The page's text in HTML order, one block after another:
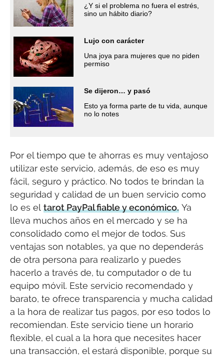
¿Y si el problema no fuera el estrés,
sino un hábito diario?
Lujo con carácter
Una joya para mujeres que no piden
permiso
Se dijeron… y pasó
Esto ya forma parte de tu vida, aunque
no lo notes
Por el tiempo que te ahorras es muy ventajoso
utilizar este servicio, además, de eso es muy
fácil, seguro y práctico. No todos te brindan la
seguridad y calidad de un buen servicio como
lo es el tarot PayPal fiable y económico. Ya
lleva muchos años en el mercado y se ha
consolidado como el mejor de todos. Sus
ventajas son notables, ya que no dependerás
de otra persona para realizarlo y puedes
hacerlo a través de, tu computador o de tu
equipo móvil. Este servicio recomendado y
barato, te ofrece transparencia y mucha calidad
a la hora de realizar tus pagos, por eso todos lo
recomiendan. Este servicio tiene un horario
flexible, el cual a la hora que necesites hacer
una transacción, el estará disponible, porque su